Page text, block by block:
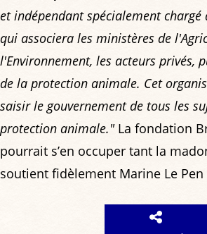
et indépendant spécialement chargé
qui associera les ministères de
l'Environnement, les acteurs privés,
de la protection animale. Cet
saisir le gouvernement de tous les
protection animale."La fondation
pourrait s’en occuper tant la
soutient fidèlement Marine Le